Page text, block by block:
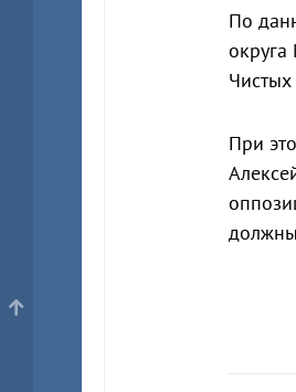
По
Чистых
При